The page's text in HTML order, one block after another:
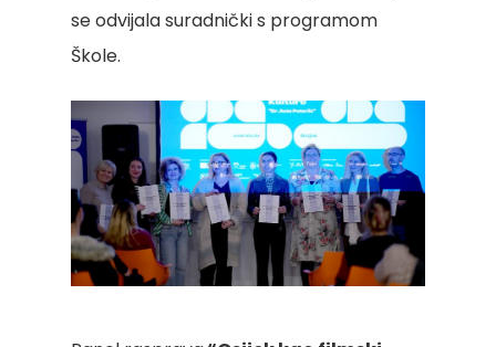
se odvijala suradnički s programom
Škole.